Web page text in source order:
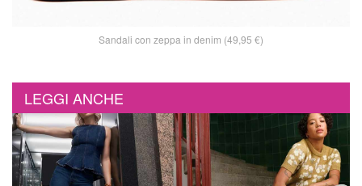
Sandali con zeppa in denim (49,95 €)
LEGGI ANCHE